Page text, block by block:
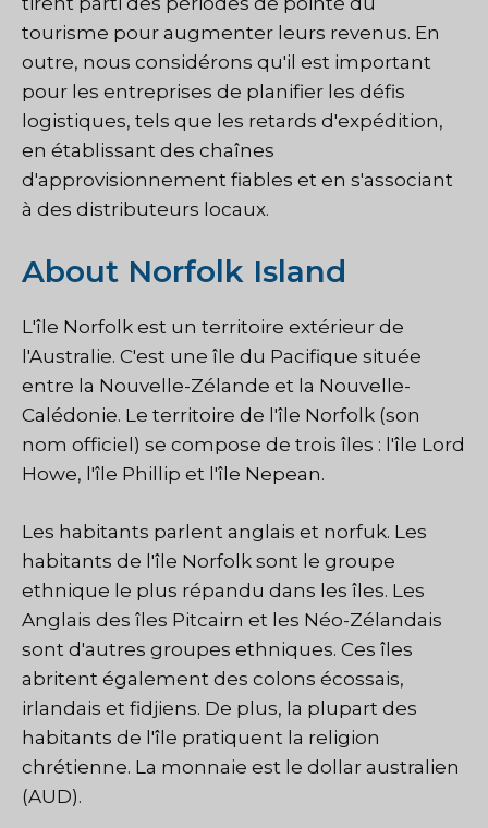
tourisme pour augmenter leurs revenus. En
outre, nous considérons qu'il est important
pour les entreprises de planifier les défis
logistiques, tels que les retards d'expédition,
en établissant des chaînes
d'approvisionnement fiables et en s'associant
à des distributeurs locaux.
About Norfolk Island
L'île Norfolk est un territoire extérieur de
l'Australie. C'est une île du Pacifique située
entre la Nouvelle-Zélande et la Nouvelle-
Calédonie. Le territoire de l'île Norfolk (son
nom officiel) se compose de trois îles : l'île Lord
Howe, l'île Phillip et l'île Nepean.
Les habitants parlent anglais et norfuk. Les
habitants de l'île Norfolk sont le groupe
ethnique le plus répandu dans les îles. Les
Anglais des îles Pitcairn et les Néo-Zélandais
sont d'autres groupes ethniques. Ces îles
abritent également des colons écossais,
irlandais et fidjiens. De plus, la plupart des
habitants de l'île pratiquent la religion
chrétienne. La monnaie est le dollar australien
(AUD).